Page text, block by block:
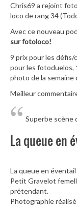
Chris69 a rejoint
loco de rang 34
Avec ce nouveau
sur fotoloco!
9 prix pour les défis/
pour les fotoduelos,
photo de la semaine
Meilleur
Superbe scène
La queue en
La queue en
Petit Gravelot
prétendant.
Photographie